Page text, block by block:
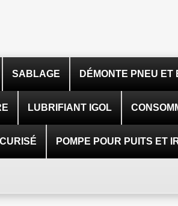
SABLAGE DÉMONTE PNEU ET
LUBRIFIANT IGOL
POMPE POUR PUITS ET